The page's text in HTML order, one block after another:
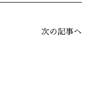
次の記事へ